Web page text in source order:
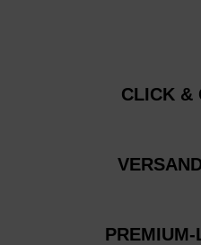
CLICK &
PREMIUM-